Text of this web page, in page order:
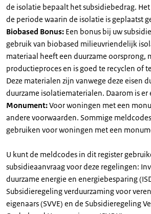
de isolatie bepaalt het subsidiebedrag.
de periode waarin de isolatie is geplaatst
Biobased Bonus: Een bonus bij uw
gebruik van biobased milieuvriendelijk
materiaal heeft een duurzame oorsprong,
productieproces en is goed te recyclen of
Deze materialen zijn vanwege deze eisen
duurzame isolatiematerialen. Daarom is er
Monument:Voor woningen met een
andere voorwaarden. Sommige
gebruiken voor woningen met een
U kunt de meldcodes in dit register
subsidieaanvraag voor deze regelingen:
duurzame energie en energiebesparing
Subsidieregeling verduurzaming voor
eigenaars (SVVE) en de Subsidieregeling